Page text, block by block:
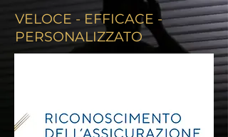
VELOCE - EFFICACE -
PERSONALIZZATO